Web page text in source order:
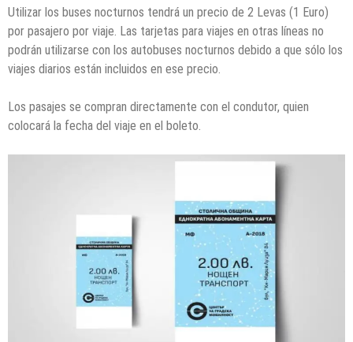
Utilizar los buses nocturnos tendrá un precio de 2 Levas (1 Euro)
por pasajero por viaje. Las tarjetas para viajes en otras líneas no
podrán utilizarse con los autobuses nocturnos debido a que sólo los
viajes diarios están incluidos en ese precio.
Los pasajes se compran directamente con el condutor, quien
colocará la fecha del viaje en el boleto.